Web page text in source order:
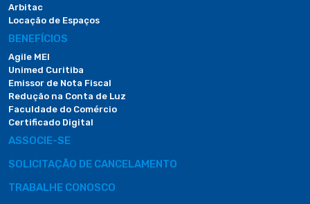
Arbitac
Locação de Espaços
BENEFÍCIOS
Agile MEI
Unimed Curitiba
Emissor de Nota Fiscal
Redução na Conta de Luz
Faculdade do Comércio
Certificado Digital
ASSOCIE-SE
SOLICITAÇÃO DE CANCELAMENTO
TRABALHE CONOSCO